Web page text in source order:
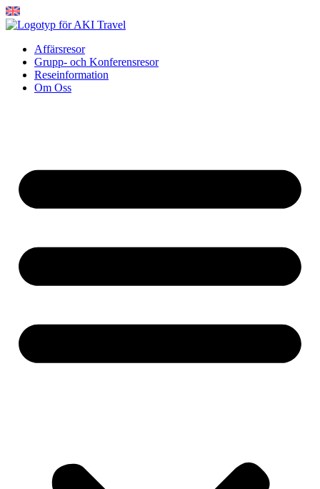
Hoppa
till
Affärsresor
Grupp- och Konferensresor
Reseinformation
Om Oss